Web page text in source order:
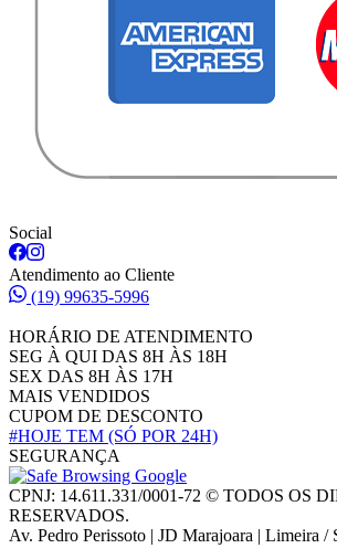
Social
Atendimento ao Cliente
(19) 99635-5996
HORÁRIO DE ATENDIMENTO
SEG À QUI DAS 8H ÀS 18H
SEX DAS 8H ÀS 17H
MAIS VENDIDOS
CUPOM DE DESCONTO
#HOJE TEM (SÓ POR 24H)
SEGURANÇA
CPNJ: 14.611.331/0001-72 © TODOS OS
RESERVADOS.
Av. Pedro Perissoto | JD Marajoara | Limeira /